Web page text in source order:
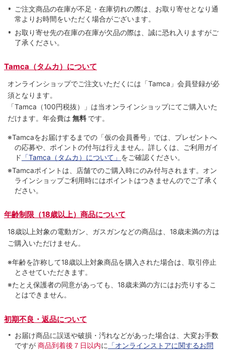
ご注文商品の在庫が不足・在庫切れの際は、お取り寄せとなり通
常よりお時間をいただく場合がございます。
お取り寄せ先の在庫の在庫が欠品の際は、誠に恐れ入りますがご
了承ください。
Tamca（タムカ）について
オンラインショップでご注⽂いただくには「Tamca」会員登録が必
須となります。
「Tamca （100円税抜）
」は当オンラインショップにてご購⼊いた
だけます。 年会費は 無料 です。
※Tamcaをお届けするまでの「仮の会員番号」では、プレゼントへ
の応募や、ポイントの付与は⾏えません。詳しくは、ご利⽤ガイ
ド 「Tamca（タムカ）について」 をご確認ください。
※Tamcaポイントは、店舗でのご購⼊時にのみ付与されます。オン
ラインショップご利用時にはポイントはつきませんのでご了承く
ださい。
年齢制限（18歳以上）商品について
18歳以上対象の電動ガン、ガスガンなどの商品は、18歳未満の方は
ご購入いただけません。
※年齢を詐称して18歳以上対象商品を購入された場合は、取引停止
とさせていただきます。
※たとえ保護者の同意があっても、18歳未満の方にはお売りするこ
とはできません。
初期不良・返品について
お届け商品に誤送や破損・汚れなどがあった場合は、大変お手数
ですが 商品到着後７日以内に 「オンラインストアに関するお問